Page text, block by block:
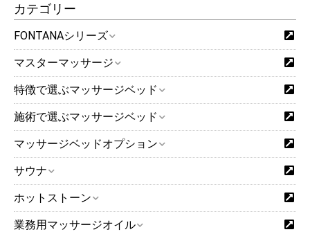
カテゴリー
FONTANAシリーズ
マスターマッサージ
特徴で選ぶマッサージベッド
施術で選ぶマッサージベッド
マッサージベッドオプション
サウナ
ホットストーン
業務用マッサージオイル